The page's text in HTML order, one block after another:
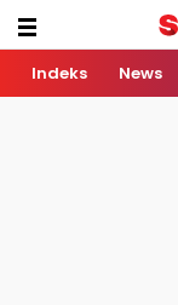
Indeks News